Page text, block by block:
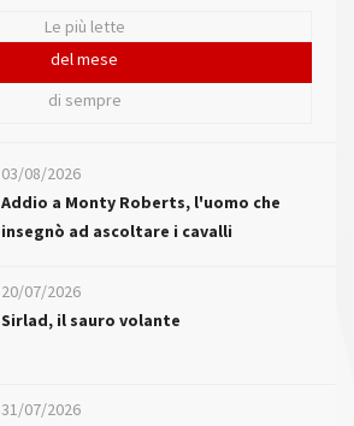
Le più lette
del mese
di sempre
03/08/2026
Addio a Monty Roberts, l'uomo che
insegnò ad ascoltare i cavalli
20/07/2026
Sirlad, il sauro volante
31/07/2026